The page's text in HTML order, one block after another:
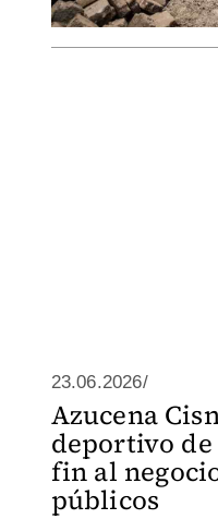
23.06.2026/
Azucena
deportivo de
fin al
públicos